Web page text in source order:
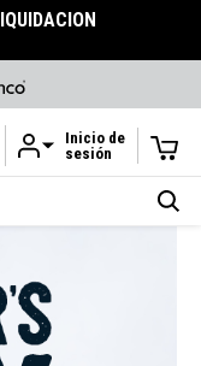
principal
Inicio de
sesión